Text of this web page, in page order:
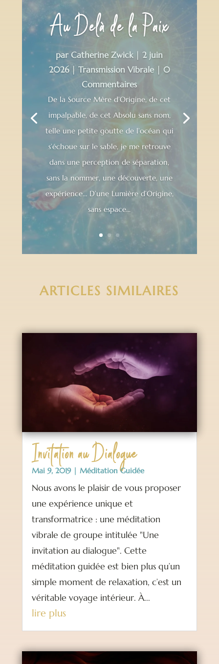
Au Delà de la Paix
parCatherine Zwick|2 juin
2026| Transmission Vibrale| 0
Commentaires
De la Source Mère d’Origine, de cet
impalpable, de cet Absolu sans nom,
telle une petite goutte de l’océan qui
s’échoue sur le sable, je me retrouve
dans une perception de séparation,
sans la nommer, une découverte, une
expérience… D’une Lumière d’Origine,
sans espace...
ARTICLES SIMILAIRES
Invitation au Dialogue
Mai 9, 2019| Méditation Guidée
Nous avons le plaisir de vous proposer
une expérience unique et
transformatrice : une méditation
vibrale de groupe intitulée "Une
invitation au dialogue". Cette
méditation guidée est bien plus qu’un
simple moment de relaxation, c’est un
véritable voyage intérieur. À...
lire plus